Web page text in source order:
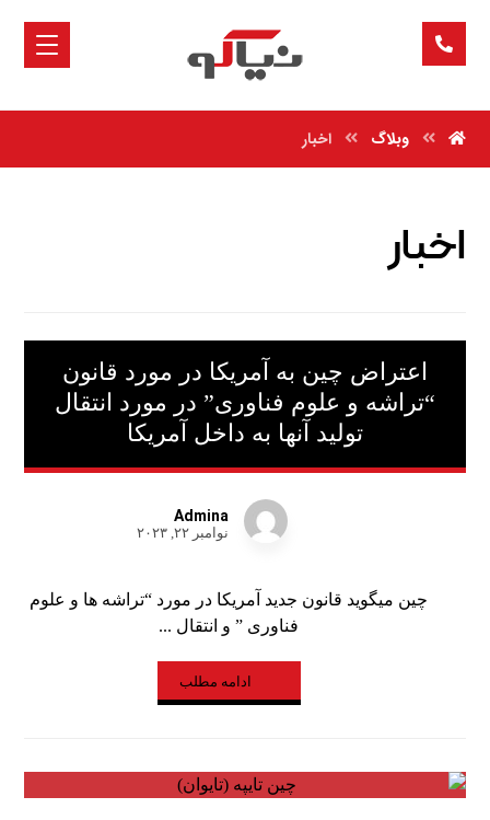
وبلاگ اخبار
اخبار
اعتراض چین به آمریکا در مورد قانون
“تراشه‌ و علوم فناوری” در مورد انتقال
تولید آنها به داخل آمریکا
Admina
نوامبر ۲۲, ۲۰۲۳
چین میگوید قانون جدید آمریکا در مورد “تراشه‌ ها و علوم
فناوری ” و انتقال ...
ادامه مطلب